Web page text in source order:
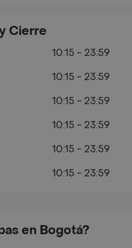
en Bogotá?
Cierre
10:15 - 23:59
10:15 - 23:59
10:15 - 23:59
10:15 - 23:59
10:15 - 23:59
10:15 - 23:59